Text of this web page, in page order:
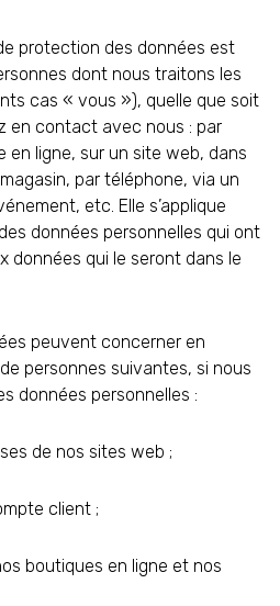
protection des données est
dont nous traitons les
cas « vous »), quelle que soit
en contact avec nous : par
en ligne, sur un site web, dans
par téléphone, via un
etc. Elle s’applique
données personnelles qui ont
données qui le seront dans le
peuvent concerner en
personnes suivantes, si nous
données personnelles :
de nos sites web ;
client ;
boutiques en ligne et nos